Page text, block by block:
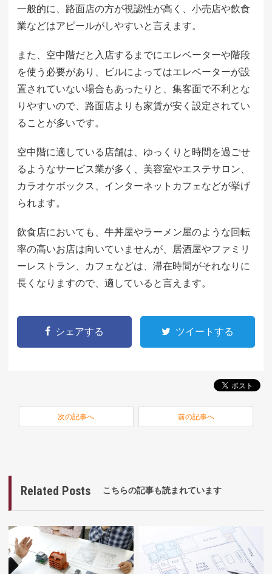
一般的に、路面店の方が視認性が高く、小売店や飲食
業などはアピールがしやすいと言えます。
また、空中階だと入店するまでにエレベーターや階段
を使う必要があり、ビルによってはエレベーターが設
置されていない場合もあったりと、集客面で不利とな
りやすいので、路面店よりも家賃が安く設定されてい
ることが多いです。
空中階に適している店舗は、ゆっくりと時間を過ごせ
るようなサービス業が多く、美容室やエステサロン、
カラオケボックス、インターネットカフェなどが挙げ
られます。
飲食店においても、牛丼屋やラーメン屋のような回転
率の高いお店は向いていませんが、居酒屋やファミリ
ーレストラン、カフェなどは、滞在時間がそれなりに
長くなりますので、適していると言えます。
シェアする ツイートする
次の記事へ 前の記事へ
Related Posts こちらの記事も読まれています